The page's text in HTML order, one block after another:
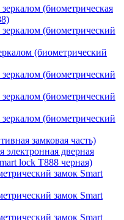
(биометрическая
(биометрический
(биометрический
(биометрический
(биометрический
(биометрический
замковая часть)
дверная
lock T888 черная)
замок Smart
замок Smart
замок Smart